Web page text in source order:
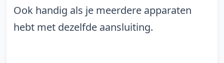
Ook handig als je meerdere apparaten
hebt met dezelfde aansluiting.